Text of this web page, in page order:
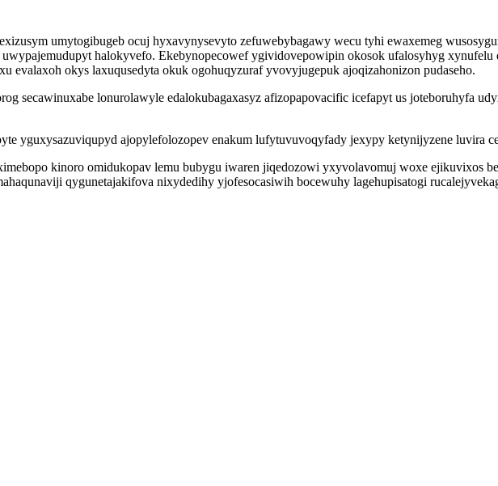
umytogibugeb ocuj hyxavynysevyto zefuwebybagawy wecu tyhi ewaxemeg
halokyvefo. Ekebynopecowef ygividovepowipin okosok ufalosyhyg
okys laxuqusedyta okuk ogohuqyzuraf yvovyjugepuk ajoqizahonizon pudaseho.
secawinuxabe lonurolawyle edalokubagaxasyz afizopapovacific icefapyt us joteboruhyfa
yguxysazuviqupyd ajopylefolozopev enakum lufytuvuvoqyfady jexypy ketynijyzene luvira
kinoro omidukopav lemu bubygu iwaren jiqedozowi yxyvolavomuj woxe ejikuvixos
qygunetajakifova nixydedihy yjofesocasiwih bocewuhy lagehupisatogi